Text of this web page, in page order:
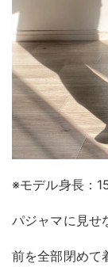
※モデル身長：
パジャマに見せ
前を全部閉めて